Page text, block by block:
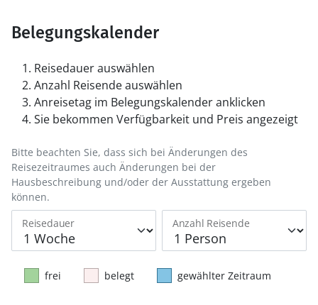
Belegungskalender
Reisedauer auswählen
Anzahl Reisende auswählen
Anreisetag im Belegungskalender anklicken
Sie bekommen Verfügbarkeit und Preis angezeigt
Reisedauer Anzahl Reisende
Bitte beachten Sie, dass sich bei Änderungen des
Reisezeitraumes auch Änderungen bei der
Hausbeschreibung und/oder der Ausstattung ergeben
können.
frei belegt gewählter Zeitraum